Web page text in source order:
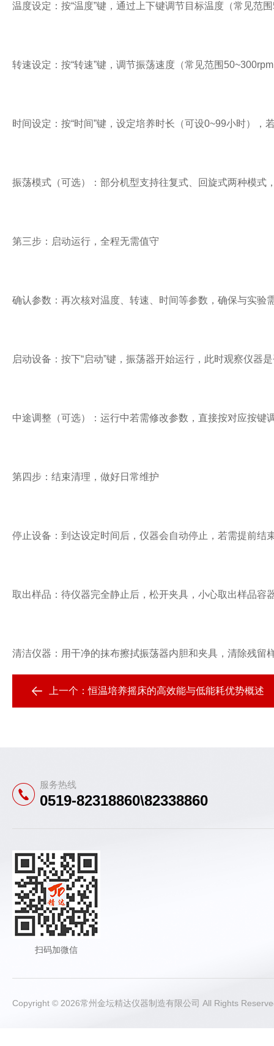
温度设定：按“温度”键，通过上下键调节目标温度（常见
转速设定：按“转速”键，调节振荡速度（常见范围
时间设定：按“时间”键，设定培养时长（可设0~99小时），
振荡模式（可选）：部分机型支持往复式、回旋式两种模
第三步：启动运行，全程无需值守
确认参数：再次核对温度、转速、时间等参数，确保与实验
启动设备：按下“启动”键，振荡器开始运行，此时观察仪器
中途调整（可选）：运行中若需修改参数，直接按对应按键
第四步：结束清理，做好日常维护
停止设备：到达设定时间后，仪器会自动停止，若需提前结
取出样品：待仪器完全静止后，松开夹具，小心取出样品容
清洁仪器：用干净的抹布擦拭振荡器内胆和夹具，清除残留
上一个：恒温培养摇床的高效能与低能耗优势概述
服务热线
0519-82318860\82338860
扫码加微信
Copyright © 2026常州金坛精达仪器制造有限公司 All Rights